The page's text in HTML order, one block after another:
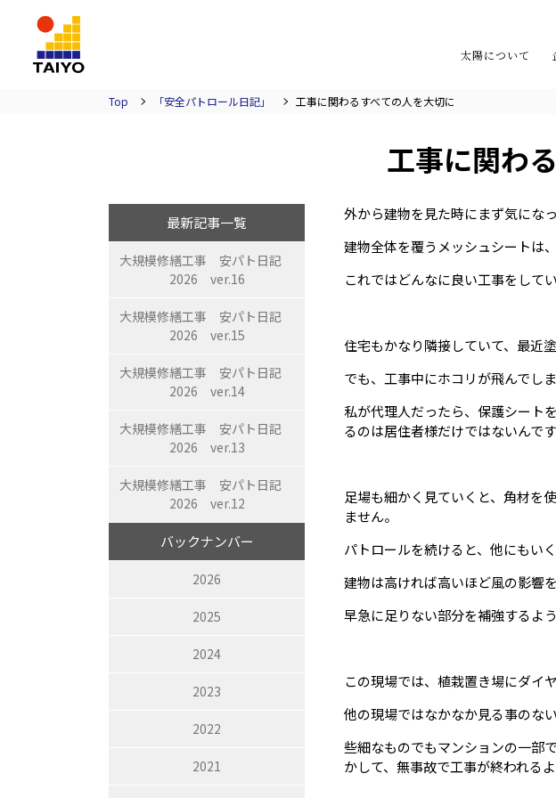
太陽について
Top 「安全パトロール日記」 工事に関わるすべての人を大切に
工事に関わ
外から建物を見た時にまず気にな
建物全体を覆うメッシュシートは
これではどんなに良い工事をして
住宅もかなり隣接していて、最近
でも、工事中にホコリが飛んでし
私が代理人だったら、保護シート
るのは居住者様だけではないんです
足場も細かく見ていくと、角材を
ません。
パトロールを続けると、他にもい
建物は高ければ高いほど風の影響
早急に足りない部分を補強するよ
この現場では、植栽置き場にダイ
他の現場ではなかなか見る事のな
些細なものでもマンションの一部
かして、無事故で工事が終われる
最新記事一覧
大規模修繕工事 安パト日記
2026 ver.16
大規模修繕工事 安パト日記
2026 ver.15
大規模修繕工事 安パト日記
2026 ver.14
大規模修繕工事 安パト日記
2026 ver.13
大規模修繕工事 安パト日記
2026 ver.12
バックナンバー
2026
2025
2024
2023
2022
2021